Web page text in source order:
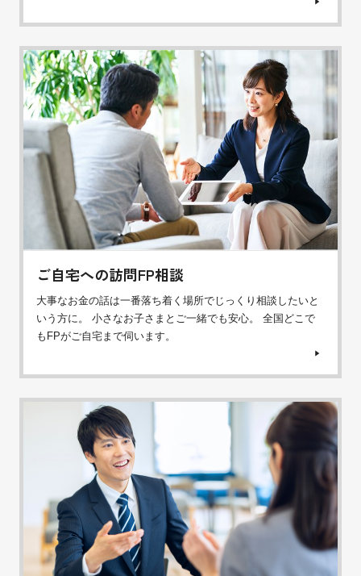
ご自宅への訪問FP相談
大事なお金の話は一番落ち着く場所でじっくり相談したいと
いう方に。 小さなお子さまとご一緒でも安心。 全国どこで
もFPがご自宅まで伺います。